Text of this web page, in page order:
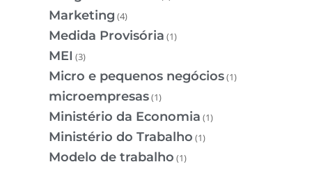
Marketing (4)
Medida Provisória (1)
MEI (3)
Micro e pequenos negócios(1)
microempresas(1)
Ministério da Economia (1)
Ministério do Trabalho (1)
Modelo de trabalho (1)